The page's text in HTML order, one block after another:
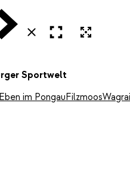
SluitenOpen in volledig
Sportwelt
Eben im PongauFilzmoos